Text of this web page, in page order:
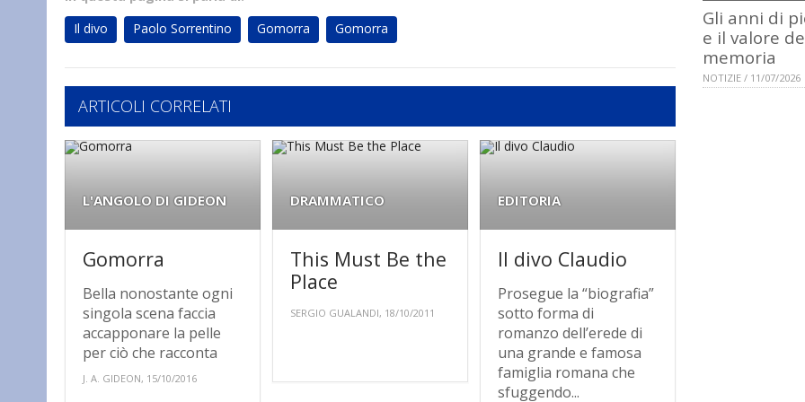
Il divo
Paolo Sorrentino Gomorra Gomorra
ARTICOLI CORRELATI
L'ANGOLO DI GIDEON
Gomorra
Bella nonostante ogni
singola scena faccia
accapponare la pelle
per ciò che racconta
J. A. GIDEON, 15/10/2016
DRAMMATICO
This Must Be the
Place
SERGIO GUALANDI, 18/10/2011
EDITORIA
Il divo Claudio
Prosegue la “biografia”
sotto forma di
romanzo dell’erede di
una grande e famosa
famiglia romana che
sfuggendo...
Gli anni di
e il valore
memoria
NOTIZIE / 11/07/2026